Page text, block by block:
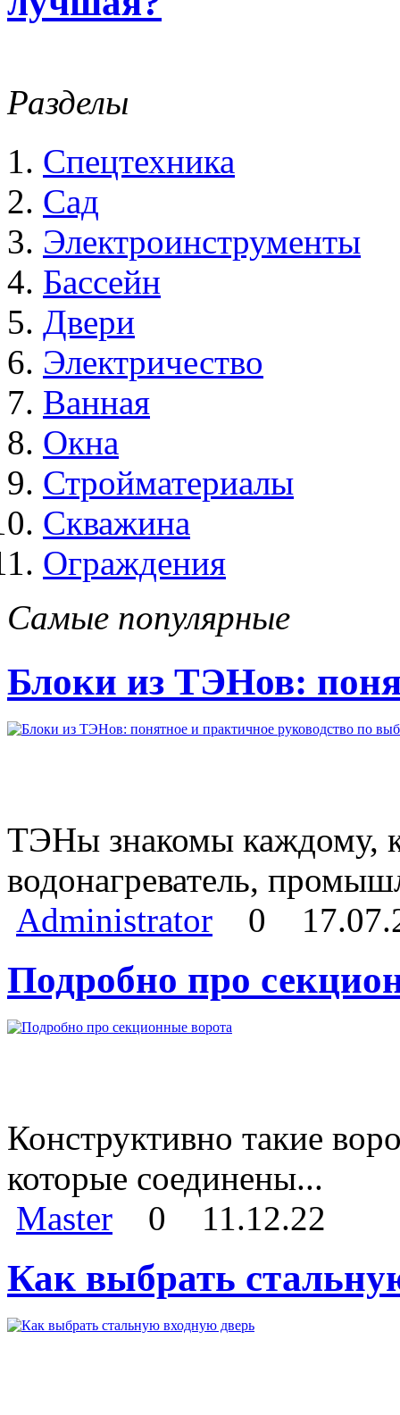
Разделы
Спецтехника
Сад
Электроинструменты
Бассейн
Двери
Электричество
Ванная
Окна
Стройматериалы
Скважина
Ограждения
Самые популярные
Блоки из ТЭНов:
ТЭНы знакомы каждому,
водонагреватель,
Administrator
0
Подробно про
Конструктивно такие
которые соединены...
Master
0 11.12.22
Как выбрать